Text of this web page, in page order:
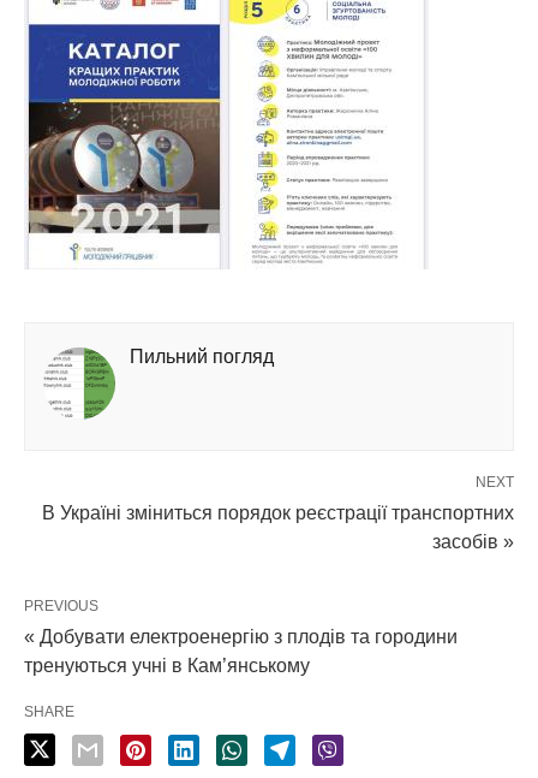
Пильний погляд
NEXT
В Україні зміниться порядок реєстрації транспортних
засобів »
PREVIOUS
« Добувати електроенергію з плодів та городини
тренуються учні в Кам’янському
SHARE